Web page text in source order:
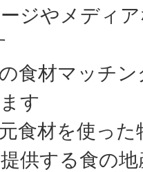
ジやメディ
食材マッチン
す
食材を使った
供する食の地